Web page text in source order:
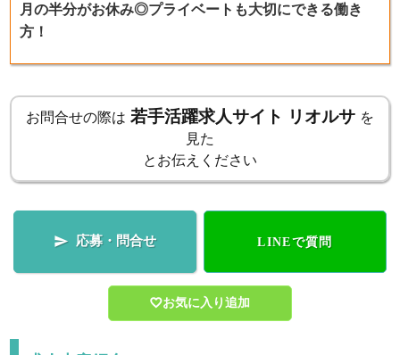
月の半分がお休み◎プライベートも大切にできる働き
方！
お問合せの際は 若手活躍求人サイト リオルサ を
見た
とお伝えください
 応募・問合せ LINEで質問
お気に入り追加